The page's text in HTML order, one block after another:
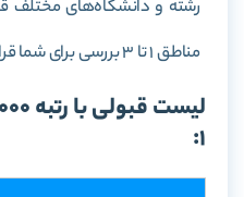
رشته و دانشگاه‌های مختلف
مناطق 1 تا 3 بررسی برای شما قراردادیم:
1: